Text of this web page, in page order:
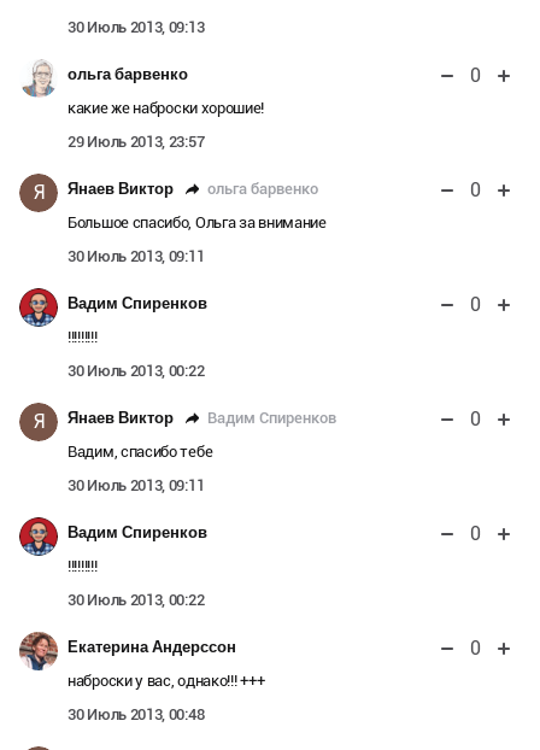
30 Июль 2013, 09:13
ольга барвенко 0
какие же наброски хорошие!
29 Июль 2013, 23:57
Я Янаев Виктор ольга барвенко 0
Большое спасибо, Ольга за внимание
30 Июль 2013, 09:11
Вадим Спиренков 0
!!!!!!!!!
30 Июль 2013, 00:22
Я Янаев Виктор Вадим Спиренков 0
Вадим, спасибо тебе
30 Июль 2013, 09:11
Вадим Спиренков 0
!!!!!!!!!
30 Июль 2013, 00:22
Екатерина Андерссон 0
наброски у вас, однако!!! +++
30 Июль 2013, 00:48